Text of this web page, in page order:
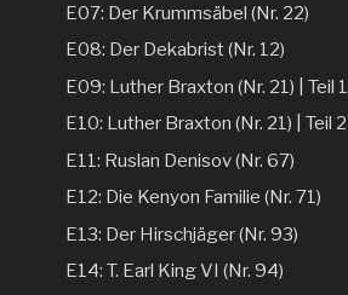
E07: Der Krummsäbel (Nr. 22)
E08: Der Dekabrist (Nr. 12)
E09: Luther Braxton (Nr. 21) | Teil 1
E10: Luther Braxton (Nr. 21) | Teil 2
E11: Ruslan Denisov (Nr. 67)
E12: Die Kenyon Familie (Nr. 71)
E13: Der Hirschjäger (Nr. 93)
E14: T. Earl King VI (Nr. 94)